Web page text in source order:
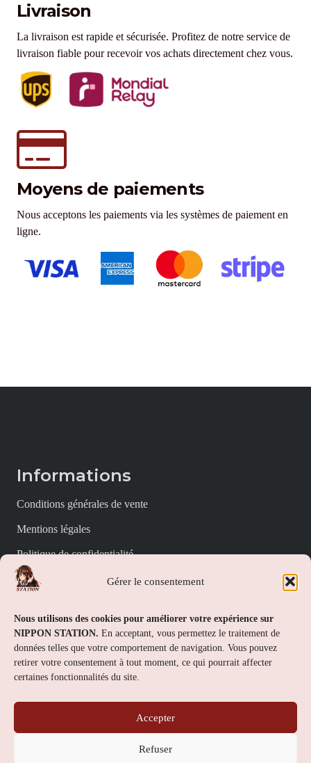
Gérer le consentement
Nous utilisons des cookies pour améliorer votre expérience sur
NIPPON STATION. En acceptant, vous permettez le traitement de
données telles que votre comportement de navigation. Vous pouvez
retirer votre consentement à tout moment, ce qui pourrait affecter
certaines fonctionnalités du site.
Accepter
Refuser
Livraison
La livraison est rapide et sécurisée. Profitez de notre service de
livraison fiable pour recevoir vos achats directement chez vous.
Moyens de paiements
Nous acceptons les paiements via les systèmes de paiement en
ligne.
Informations
Conditions générales de vente
Mentions légales
Politique de confidentialité
Politique de cookies (UE)
Nippon Station
À propos
FAQs
Contact